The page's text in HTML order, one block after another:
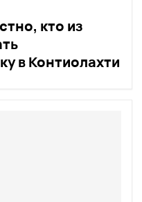
кто из
в Контиолахти